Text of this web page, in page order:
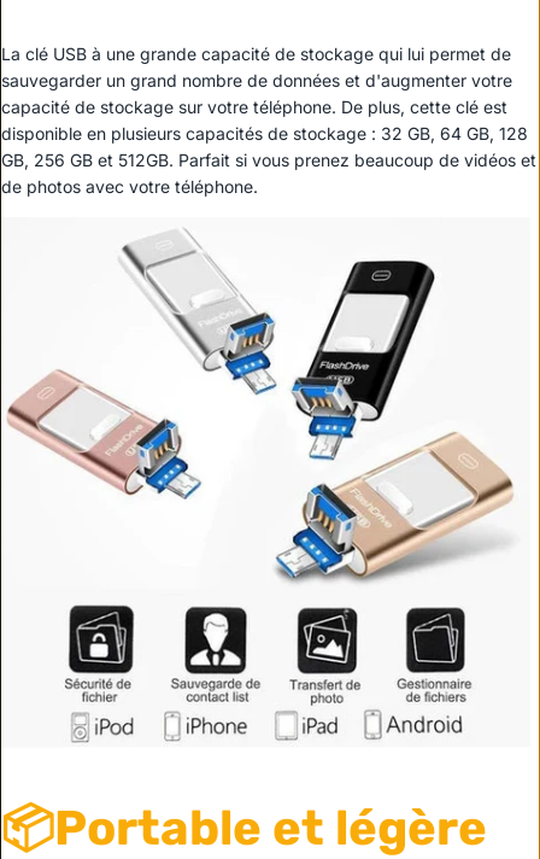
La clé USB à une grande capacité de stockage qui lui permet de
sauvegarder un grand nombre de données et d'augmenter votre
capacité de stockage sur votre téléphone. De plus, cette clé est
disponible en plusieurs capacités de stockage : 32 GB, 64 GB, 128
GB, 256 GB et 512GB. Parfait si vous prenez beaucoup de vidéos et
de photos avec votre téléphone.
📦Portable et légère